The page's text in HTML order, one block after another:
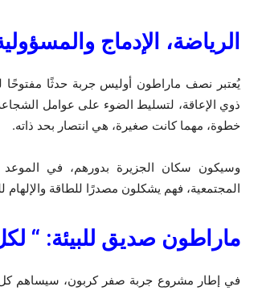
الرياضة، الإدماج
يُعتبر نصف ماراطون أوليس جربة حدثًا
ذوي الإعاقة، لتسليط الضوء على عوامل
خطوة، مهما كانت صغيرة، هي انتصار بحد ذاته.
وسيكون سكان الجزيرة بدورهم، في الموعد
المجتمعية، فهم يشكلون مصدرًا للطاقة والإلهام
ماراطون صديق للبيئة: “
في إطار مشروع جربة صفر كربون، سيساهم